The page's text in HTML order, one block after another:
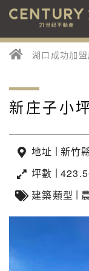
湖口成功加
新庄子小
地址 | 新竹
坪數 |
建築類型 |